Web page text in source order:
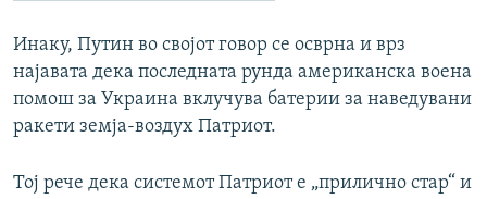
Инаку, Путин во својот говор се осврна и врз
најавата дека последната рунда американска воена
помош за Украина вклучува батерии за наведувани
ракети земја-воздух Патриот.
Тој рече дека системот Патриот е „прилично стар“ и